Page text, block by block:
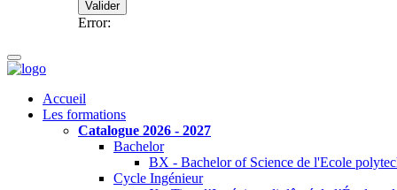
Valider
Error:
Accueil
Les formations
Catalogue 2026 - 2027
Bachelor
BX - Bachelor of Science de l'Ecole
Cycle Ingénieur